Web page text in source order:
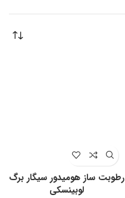
رطوبت ساز هومیدور سیگار برگ
لوبینسکی